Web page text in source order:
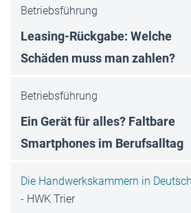
Betriebsführung
Leasing-Rückgabe: Welche
Schäden muss man zahlen?
Betriebsführung
Ein Gerät für alles? Faltbare
Smartphones im Berufsalltag
Die Handwerkskammern in
- HWK Trier